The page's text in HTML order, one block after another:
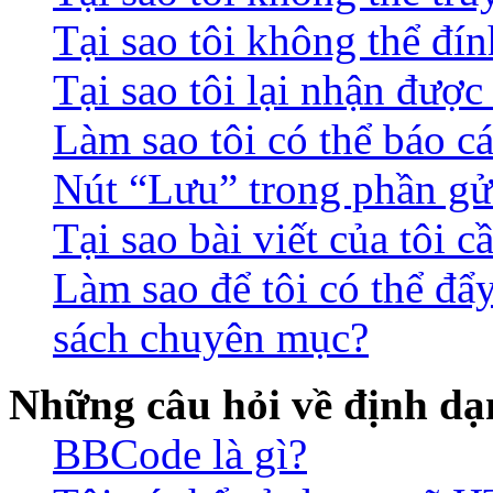
Tại sao tôi không thể
Tại sao tôi lại nhận được
Làm sao tôi có thể báo
Nút “Lưu” trong phần
Tại sao bài viết của tôi
Làm sao để tôi có thể
sách chuyên mục?
Những câu hỏi về định
BBCode là gì?